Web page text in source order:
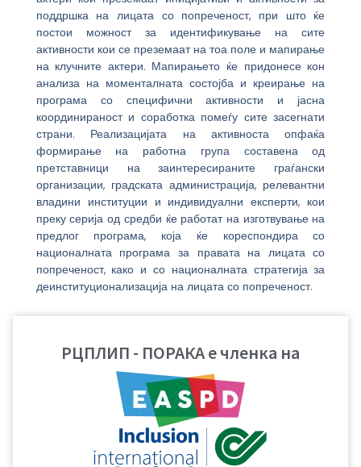
поддршка на лицата со попреченост, при што ќе
постои можност за идентификување на сите
активности кои се преземаат на тоа поле и мапирање
на клучните актери. Мапирањето ќе придонесе кон
анализа на моменталната состојба и креирање на
програма со специфични активности и јасна
координираност и соработка помеѓу сите засегнати
страни. Реализацијата на активноста опфаќа
формирање на работна група составена од
претставници на заинтересираните граѓански
организации, градската администрација, релевантни
владини институции и индивидуални експерти, кои
преку серија од средби ќе работат на изготвување на
предлог програма, која ќе кореспондира со
националната програма за правата на лицата со
попреченост, како и со националната стратегија за
деинституционализација на лицата со попреченост.
организации. Сепак со оглед на фактот дека на
територијата што ја покрива Град Скопје егзистираат
десет општини, несомнено е дека за
имплементирање на одредени делови од овој
документ ќе биде неопходно да се воспостави добра
координација и соработка и со администрациите на
десетте скопски општини.
РЦПЛИП - ПОРАКА е членка на